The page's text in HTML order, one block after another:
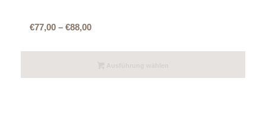
€77,00 – €88,00Preisspanne: